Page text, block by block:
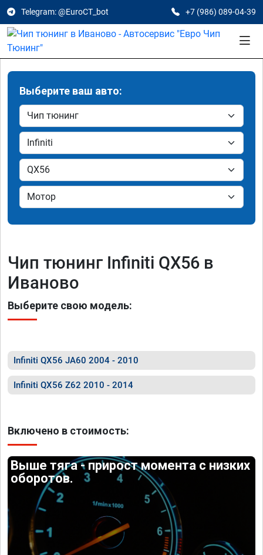
Telegram: @EuroCT_bot +7 (986) 089-04-39
Выберите ваш авто:
Чип тюнинг Infiniti QX56 в
Иваново
Выберите свою модель:
Infiniti QX56 JA60 2004 - 2010
Infiniti QX56 Z62 2010 - 2014
Включено в стоимость:
Выше тяга - прирост момента с низких
оборотов.